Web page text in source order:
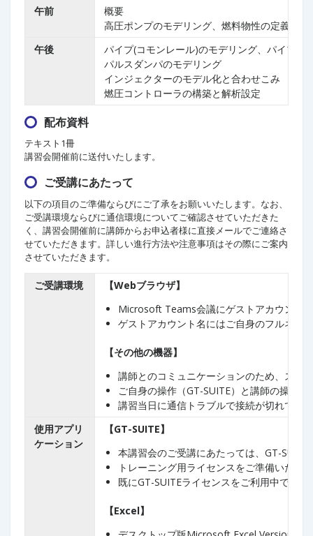
午前
概要
高圧ポンプのモデリング、燃料物性の定義方法
午後
パイプ(コモンレール)のモデリング、パイプの
パルスダンパのモデリング
インジェクターのモデル化と合わせこみ
燃圧コントローラの構築と解析設定
配布資料
テキスト1冊
講習会開催前に送付いたします。
ご受講にあたって
以下の項目のご準備ならびにご了承をお願いいたします。なお、
ご受講環境ならびに通信環境についてご確認させていただきた
く、講習会開催前に講師からお申込者様に直接メールでご連絡さ
せていただきます。詳しい進行方法や注意事項はその際にご案内
させていただきます。
ご受講環境
【Webブラウザ】
Microsoft Teams会議にゲストアカウント
ゲストアカウント名にはご自身のフルネー
【その他の機器】
講師とのコミュニケーションのため、スピ
ご自身の操作（GT-SUITE）と講師の操作
講習当日に通信トラブルで接続が切れてし
使用アプリ
ケーション
【GT-SUITE】
本講習会のご受講にあたっては、GT-
トレーニング用ライセンスをご準備いた
既にGT-SUITEライセンスをご利用中でト
【Excel】